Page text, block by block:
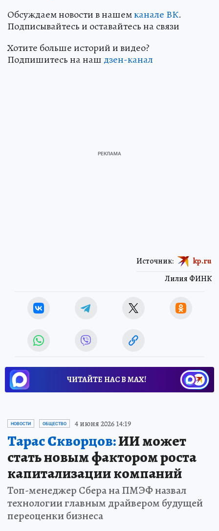
Обсуждаем новости в нашемканале ВК.
Подписывайтесь и оставайтесь на связи
Хотите больше историй и видео?
Подпишитесь на наш дзен-канал
Лилия ФИНК
Источник: kp.ru
ЧИТАЙТЕ НАС В МАХ!
НОВОСТИ ОБЩЕСТВО 4 июня 2026 14:19
Тарас Скворцов:ИИ может
стать новым фактором роста
капитализации компаний
Топ-менеджер Сбера на ПМЭФ назвал
технологии главным драйвером будущей
переоценки бизнеса